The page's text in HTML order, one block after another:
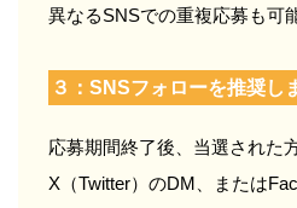
異なるSNSでの重複応募も可
３：SNSフォローを推奨し
応募期間終了後、当選された
X（Twitter）のDM、または